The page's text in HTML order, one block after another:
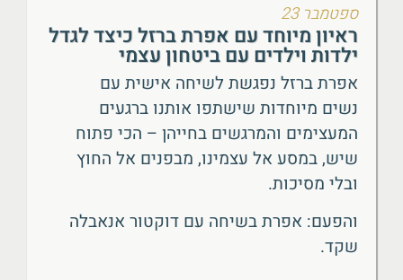
ספטמבר 23
ראיון מיוחד עם אפרת ברזל כיצד לגדל
ילדות וילדים עם ביטחון עצמי
אפרת ברזל נפגשת לשיחה אישית עם
נשים מיוחדות שישתפו אותנו ברגעים
המעצימים והמרגשים בחייהן – הכי פתוח
שיש, במסע אל עצמינו, מבפנים אל החוץ
ובלי מסיכות.
והפעם: אפרת בשיחה עם דוקטור אנאבלה
שקד.